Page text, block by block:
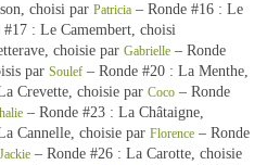
choisi par Patricia – Ronde #16 : Le
#17 : Le Camembert, choisi
choisie par Gabrielle – Ronde
par Soulef – Ronde #20 : La Menthe,
Crevette, choisie par Coco – Ronde
– Ronde #23 : La Châtaigne,
Cannelle, choisie par Florence – Ronde
Jackie – Ronde #26 : La Carotte, choisie